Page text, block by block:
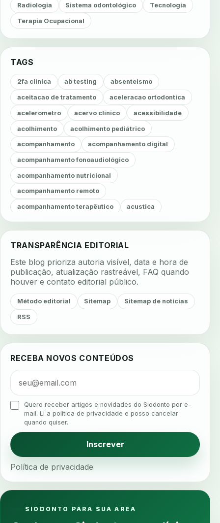
Radiologia Sistema odontológico Tecnologia
Terapia Ocupacional
TAGS
2fa clinica ab testing absenteismo
aceitacao de tratamento aceleracao ortodontica
acelerometro acervo clinico acessibilidade
acolhimento acolhimento pediátrico
acompanhamento acompanhamento digital
acompanhamento fonoaudiológico
acompanhamento nutricional
acompanhamento remoto
acompanhamento terapêutico acustica
acustica clinica adesao adesao ao tratamento
aerossois agenda agenda clinica
agenda inteligente agenda odontologica
agendamento agendamento digital
agendamento inteligente
algometria alinhadores alta digital
alta rotacao
analgesia analgesia digital analise 3d
analise elementos finitos analise facial
analise funcional
anamnese digital
anamnese estruturada anamnese nutricional
ancoragem anestesia
TRANSPARÊNCIA EDITORIAL
Este blog prioriza autoria visível, data e hora de
publicação, atualização rastreável, FAQ quando
houver e contato editorial público.
Método editorial Sitemap Sitemap de notícias
RSS
RECEBA NOVOS CONTEÚDOS
Quero receber artigos e novidades do Siodonto por e-
mail. Li a política de privacidade e posso cancelar
quando quiser.
Inscrever
Política de privacidade
SIODONTO PARA SUA AREA